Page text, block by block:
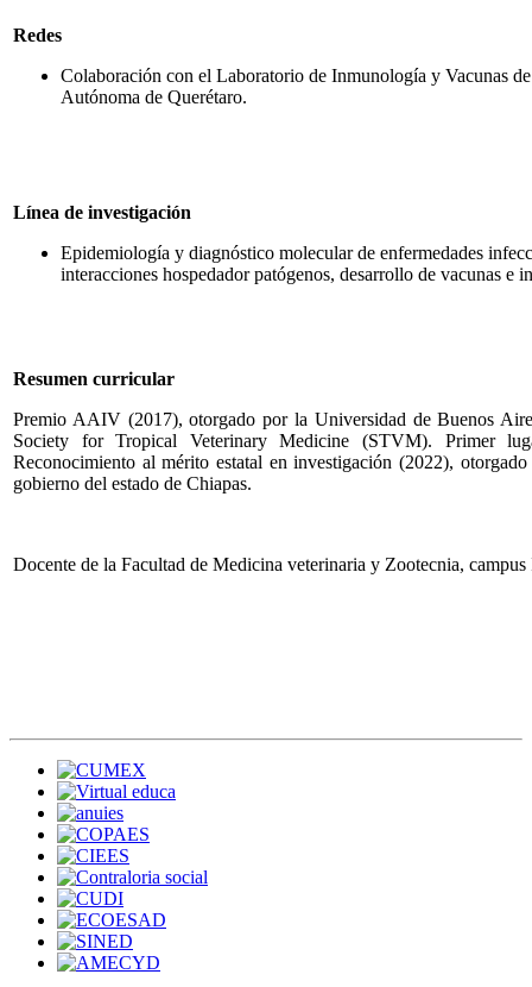
Redes
Colaboración con el Laboratorio de Inmunología y Vacunas
Autónoma de Querétaro.
Línea de investigación
Epidemiología y diagnóstico molecular de enfermedades
interacciones hospedador patógenos, desarrollo de vacunas e
Resumen curricular
Premio AAIV (2017), otorgado por la Universidad de Buenos
Society for Tropical Veterinary Medicine (STVM). Primer
Reconocimiento al mérito estatal en investigación (2022),
gobierno del estado de Chiapas.
Docente de la Facultad de Medicina veterinaria y Zootecnia,